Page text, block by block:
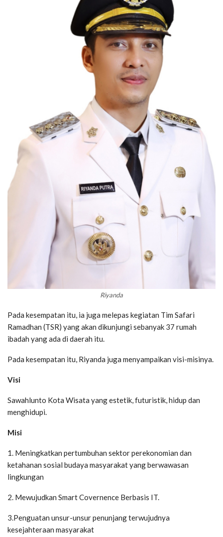
Riyanda
Pada kesempatan itu, ia juga melepas kegiatan Tim Safari
Ramadhan (TSR) yang akan dikunjungi sebanyak 37 rumah
ibadah yang ada di daerah itu.
Pada kesempatan itu, Riyanda juga menyampaikan visi-misinya.
Visi
Sawahlunto Kota Wisata yang estetik, futuristik, hidup dan
menghidupi.
Misi
1. Meningkatkan pertumbuhan sektor perekonomian dan
ketahanan sosial budaya masyarakat yang berwawasan
lingkungan
2. Mewujudkan Smart Covernence Berbasis IT.
3.Penguatan unsur-unsur penunjang terwujudnya
kesejahteraan masyarakat